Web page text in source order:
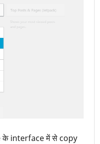
के interface में से copy